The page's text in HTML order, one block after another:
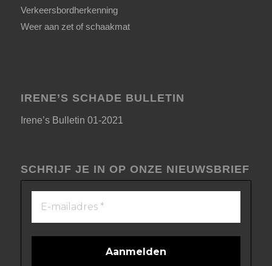
Verkeersbordherkenning
Weer aan zet of schaakmat
IRENE’S SCHADE BULLETIN
Irene’s Bulletin 01-2021
SCHRIJF JE IN OP ONZE NIEUWSBRIEF